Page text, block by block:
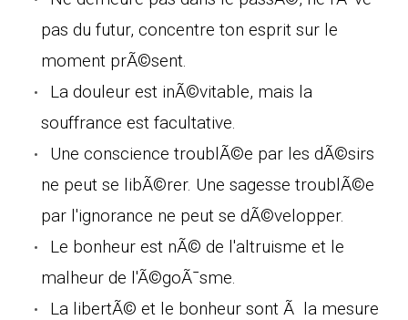
pas du futur, concentre ton esprit sur le
moment prÃ©sent.
La douleur est inÃ©vitable, mais la
souffrance est facultative.
Une conscience troublÃ©e par les dÃ©sirs
ne peut se libÃ©rer. Une sagesse troublÃ©e
par l'ignorance ne peut se dÃ©velopper.
Le bonheur est nÃ© de l'altruisme et le
malheur de l'Ã©goÃ¯sme.
La libertÃ© et le bonheur sont Ã la mesure